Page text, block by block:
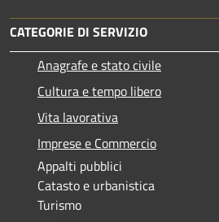
CATEGORIE DI SERVIZIO
Anagrafe e stato civile
Cultura e tempo libero
Vita lavorativa
Imprese e Commercio
Appalti pubblici
Catasto e urbanistica
Turismo